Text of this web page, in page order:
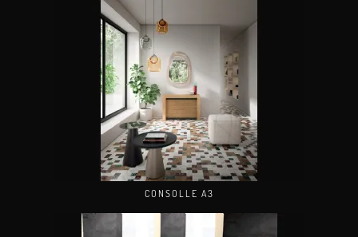
CONSOLLE A3